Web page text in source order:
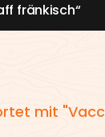
ff fränkisch“
mit